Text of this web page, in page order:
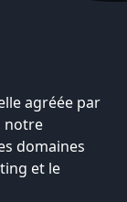
agréée par
notre
domaines
et le